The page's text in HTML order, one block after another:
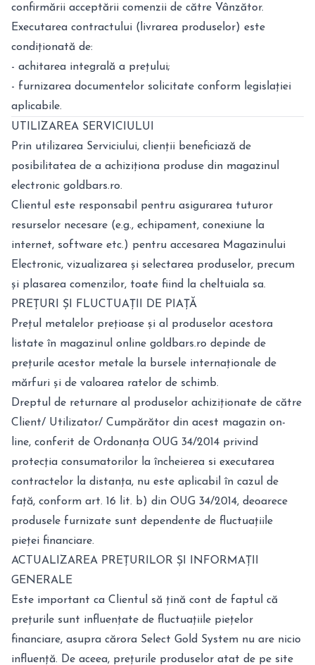
confirmării acceptării comenzii de către Vânzător.
Executarea contractului (livrarea produselor) este
condiționată de:
- achitarea integrală a prețului;
- furnizarea documentelor solicitate conform legislației
aplicabile.
UTILIZAREA SERVICIULUI
Prin utilizarea Serviciului, clienții beneficiază de
posibilitatea de a achiziționa produse din magazinul
electronic goldbars.ro.
Clientul este responsabil pentru asigurarea tuturor
resurselor necesare (e.g., echipament, conexiune la
internet, software etc.) pentru accesarea Magazinului
Electronic, vizualizarea și selectarea produselor, precum
și plasarea comenzilor, toate fiind la cheltuiala sa.
PREȚURI ȘI FLUCTUAȚII DE PIAȚĂ
Prețul metalelor prețioase și al produselor acestora
listate în magazinul online goldbars.ro depinde de
prețurile acestor metale la bursele internaționale de
mărfuri și de valoarea ratelor de schimb.
Dreptul de returnare al produselor achiziționate de către
Client/ Utilizator/ Cumpărător din acest magazin on-
line, conferit de Ordonanța OUG 34/2014 privind
protecția consumatorilor la încheierea si executarea
contractelor la distanța, nu este aplicabil în cazul de
față, conform art. 16 lit. b) din OUG 34/2014, deoarece
produsele furnizate sunt dependente de fluctuațiile
pieței financiare.
ACTUALIZAREA PREȚURILOR ȘI INFORMAȚII
GENERALE
Este important ca Clientul să țină cont de faptul că
prețurile sunt influențate de fluctuațiile piețelor
financiare, asupra cărora Select Gold System nu are nicio
influență. De aceea, prețurile produselor atat de pe site